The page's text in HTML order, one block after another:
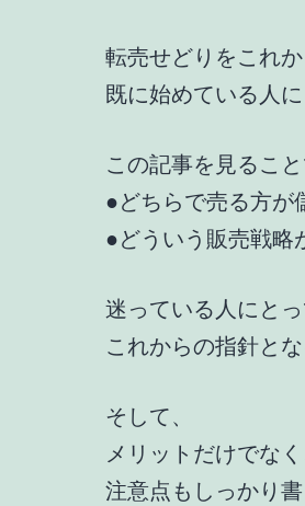
転売せどりをこれか
既に始めている人に
この記事を見ること
●どちらで売る方が
●どういう販売戦略
迷っている人にとっ
これからの指針とな
そして、
メリットだけでなく
注意点もしっかり書